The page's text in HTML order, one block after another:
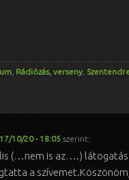
Rádiózás, verseny
10/20 - 18:05 szerint:
(…nem is az….) látogatás
a